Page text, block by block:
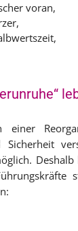
voran,
einer
Sicherheit